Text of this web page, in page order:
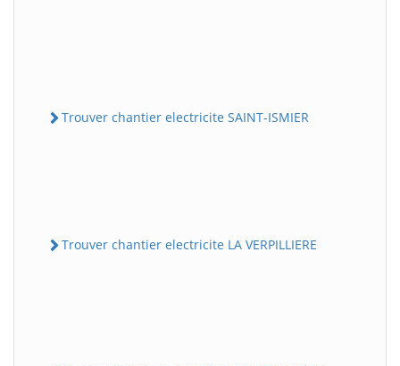
Trouver chantier electricite SAINT-ISMIER
Trouver chantier electricite LA VERPILLIERE